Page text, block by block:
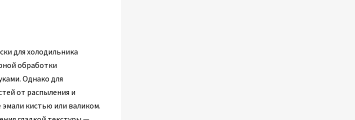
для холодильника
обработки
Однако для
от распыления и
кистью или валиком.